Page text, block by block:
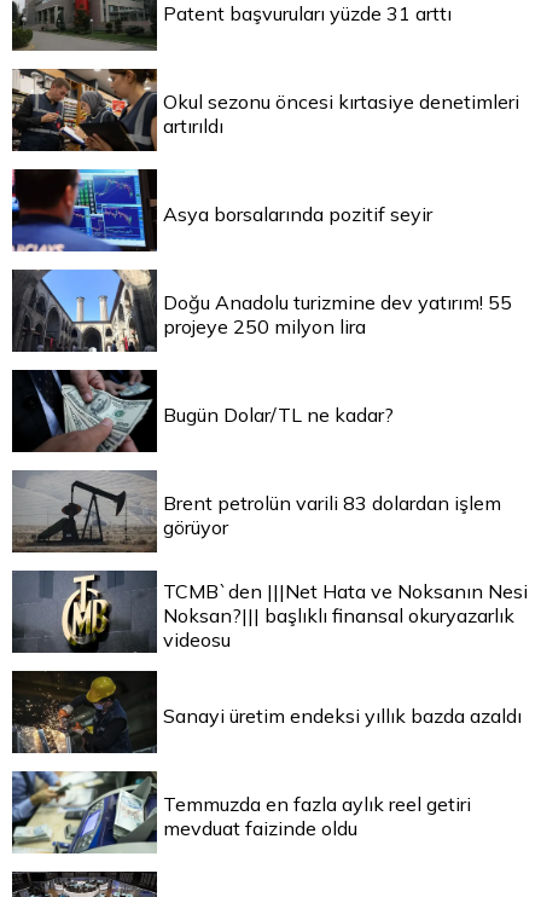
Patent başvuruları yüzde 31 arttı
Okul sezonu öncesi kırtasiye denetimleri
artırıldı
Asya borsalarında pozitif seyir
Doğu Anadolu turizmine dev yatırım! 55
projeye 250 milyon lira
Bugün Dolar/TL ne kadar?
Brent petrolün varili 83 dolardan işlem
görüyor
TCMB`den |||Net Hata ve Noksanın Nesi
Noksan?||| başlıklı finansal okuryazarlık
videosu
Sanayi üretim endeksi yıllık bazda azaldı
Temmuzda en fazla aylık reel getiri
mevduat faizinde oldu